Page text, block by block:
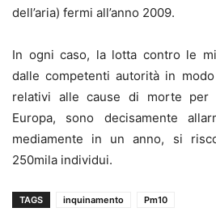
dell’aria) fermi all’anno 2009.
In ogni caso, la lotta contro le
dalle competenti autorità in
relativi alle cause di morte per
Europa, sono decisamente
mediamente in un anno, si
250mila individui.
TAGS inquinamento Pm10